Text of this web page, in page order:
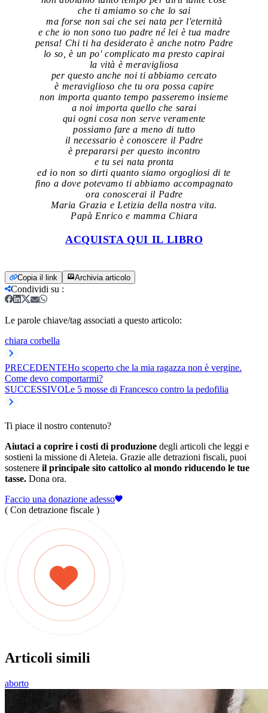
che ti amiamo so che lo sai
ma forse non sai che sei nata per l'eternità
e che io non sono tuo padre né lei è tua madre
pensa! Chi ti ha desiderato è anche notro Padre
lo so, è un po' complicato ma presto capirai
la vità è meravigliosa
per questo anche noi ti abbiamo cercato
è meraviglioso che tu ora possa capire
non importa quanto tempo passeremo insieme
a noi importa quello che sarai
qui ogni cosa non serve veramente
possiamo fare a meno di tutto
il necessario è conoscere il Padre
è prepararsi per questo incontro
e tu sei nata pronta
ed io non so dirti quanto siamo orgogliosi di te
fino a dove potevamo ti abbiamo accompagnato
ora conoscerai il Padre
Maria Grazia e Letizia della nostra vita.
Papà Enrico e mamma Chiara
ACQUISTA QUI IL LIBRO
Copia il link Archivia articolo
Condividi su :
Le parole chiave/tag associati a questo articolo:
chiara corbella
PRECEDENTEHo scoperto che la mia ragazza non è vergine.
Come devo comportarmi?
SUCCESSIVOLe 5 mosse di Francesco contro la pedofilia
Ti piace il nostro contenuto?
Aiutaci a coprire i costi di produzione degli articoli che leggi e
sostieni la missione di Aleteia. Grazie alle detrazioni fiscali, puoi
sostenere il principale sito cattolico al mondo riducendo le tue
tasse. Dona ora.
Faccio una donazione adesso
( Con detrazione fiscale )
Articoli simili
aborto